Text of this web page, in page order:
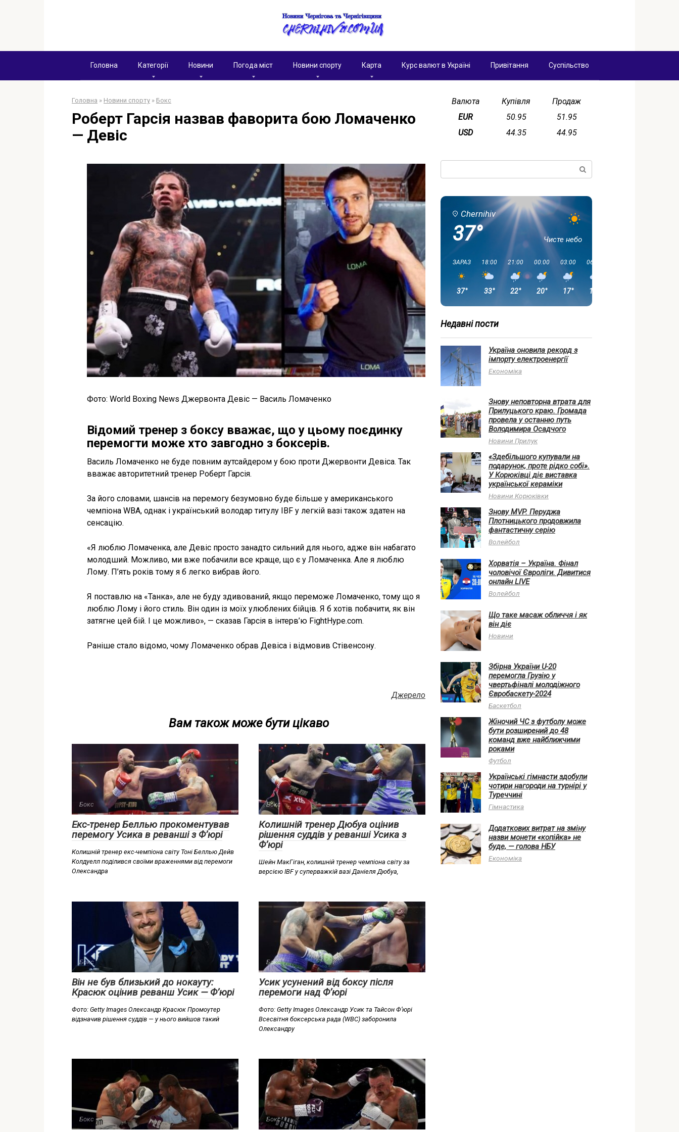
Головна Категорії Новини Погода міст Новини спорту Карта Курс валют в Україні Привітання Суспільство
Головна » Новини спорту » Бокс
Роберт Гарсія назвав фаворита бою Ломаченко
— Девіс
Фото: World Boxing News Джервонта Девіс — Василь Ломаченко
Відомий тренер з боксу вважає, що у цьому поєдинку
перемогти може хто завгодно з боксерів.
Василь Ломаченко не буде повним аутсайдером у бою проти Джервонти Девіса. Так
вважає авторитетний тренер Роберт Гарсія.
За його словами, шансів на перемогу безумовно буде більше у американського
чемпіона WBA, однак і український володар титулу IBF у легкій вазі також здатен на
сенсацію.
«Я люблю Ломаченка, але Девіс просто занадто сильний для нього, адже він набагато
молодший. Можливо, ми вже побачили все краще, що є у Ломаченка. Але я люблю
Лому. П’ять років тому я б легко вибрав його.
Я поставлю на «Танка», але не буду здивований, якщо переможе Ломаченко, тому що я
люблю Лому і його стиль. Він один із моїх улюблених бійців. Я б хотів побачити, як він
затягне цей бій. І це можливо», — сказав Гарсія в інтерв’ю FightHype.com.
Раніше стало відомо, чому Ломаченко обрав Девіса і відмовив Стівенсону.
Джерело
Вам також може бути цікаво
Бокс
Екс-тренер Беллью прокоментував
перемогу Усика в реванші з Ф’юрі
Колишній тренер екс-чемпіона світу Тоні Беллью Дейв
Колдуелл поділився своїми враженнями від перемоги
Олександра
Бокс
Колишній тренер Дюбуа оцінив
рішення суддів у реванші Усика з
Ф’юрі
Шейн МакГіган, колишній тренер чемпіона світу за
версією IBF у суперважкій вазі Даніеля Дюбуа,
Бокс
Він не був близький до нокауту:
Красюк оцінив реванш Усик — Ф’юрі
Фото: Getty Images Олександр Красюк Промоутер
відзначив рішення суддів — у нього вийшов такий
Бокс
Усик усунений від боксу після
перемоги над Ф’юрі
Фото: Getty Images Олександр Усик та Тайсон Ф’юрі
Всесвітня боксерська рада (WBC) заборонила
Олександру
Бокс Бокс
Валюта Купівля
Продаж
EUR
50.95
51.95
USD
44.35 44.95
Chernihiv
37° Чисте небо
ЗАРАЗ
37°
18:00
33°
21:00
22°
00:00
20°
03:00
17°
06:00
15°
Недавні пости
Україна оновила рекорд з
імпорту електроенергії
Економіка
Знову неповторна втрата для
Прилуцького краю. Громада
провела у останню путь
Володимира Осадчого
Новини Прилук
«Здебільшого купували на
подарунок, проте рідко собі».
У Корюківці діє виставка
української кераміки
Новини Корюківки
Знову MVP. Перуджа
Плотницького продовжила
фантастичну серію
Волейбол
Хорватія – Україна. Фінал
чоловічої Євроліги. Дивитися
онлайн LIVE
Волейбол
Що таке масаж обличчя і як
він діє
Новини
Збірна України U-20
перемогла Грузію у
чвертьфіналі молодіжного
Євробаскету-2024
Баскетбол
Жіночий ЧС з футболу може
бути розширений до 48
команд вже найближчими
роками
Футбол
Українські гімнасти здобули
чотири нагороди на турнірі у
Туреччині
Гімнастика
Додаткових витрат на зміну
назви монети «копійка» не
буде, — голова НБУ
Економіка